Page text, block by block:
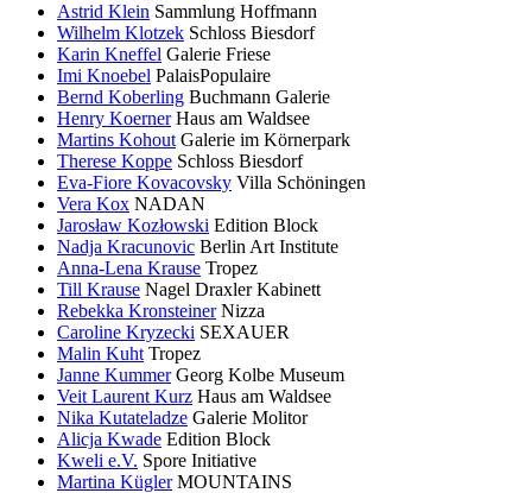
Astrid Klein Sammlung Hoffmann
Wilhelm Klotzek Schloss Biesdorf
Karin Kneffel Galerie Friese
Imi Knoebel PalaisPopulaire
Bernd Koberling Buchmann Galerie
Henry Koerner Haus am Waldsee
Martins Kohout Galerie im Körnerpark
Therese Koppe Schloss Biesdorf
Eva-Fiore Kovacovsky Villa Schöningen
Vera Kox NADAN
Jarosław Kozłowski Edition Block
Nadja Kracunovic Berlin Art Institute
Anna-Lena Krause Tropez
Till Krause Nagel Draxler Kabinett
Rebekka Kronsteiner Nizza
Caroline Kryzecki SEXAUER
Malin Kuht Tropez
Janne Kummer Georg Kolbe Museum
Veit Laurent Kurz Haus am Waldsee
Nika Kutateladze Galerie Molitor
Alicja Kwade Edition Block
Kweli e.V. Spore Initiative
Martina Kügler MOUNTAINS